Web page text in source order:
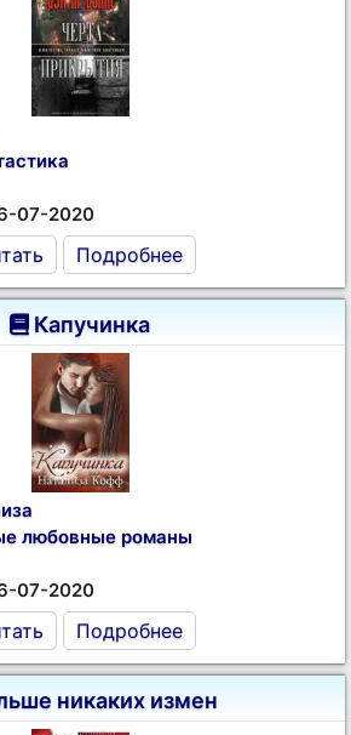
07-2020
Подробнее
Капучинка
любовные романы
07-2020
Подробнее
никаких измен